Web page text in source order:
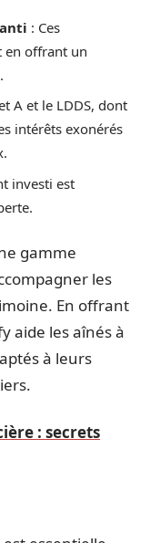
: Ces
en offrant un
A et le LDDS, dont
intérêts exonérés
investi est
gamme
les
En offrant
aide les aînés à
à leurs
: secrets